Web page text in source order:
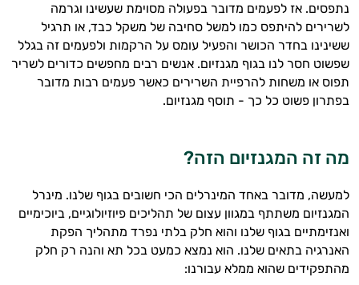
נתפסים. אז לפעמים מדובר בפעולה מסוימת שעשינו וגרמה
לשרירים להיתפס כמו למשל סחיבה של משקל כבד, או תרגיל
ששינינו בחדר הכושר והפעיל עומס על הרקמות ולפעמים זה בגלל
שפשוט חסר לנו בגוף מגנזיום. אנשים רבים מחפשים כדורים לשריר
תפוס או משחות להרפיית השרירים כאשר פעמים רבות מדובר
בפתרון פשוט כל כך - תוסף מגנזיום.
מה זה המגנזיום הזה?
למעשה, מדובר באחד המינרלים הכי חשובים בגוף שלנו. מינרל
המגנזיום משתתף במגוון עצום של תהליכים פיוזיולוגיים, ביוכימיים
ואנזימתיים בגוף שלנו והוא חלק בלתי נפרד מתהליך הפקת
האנרגיה בתאים שלנו. הוא נמצא כמעט בכל תא והנה רק חלק
מהתפקידים שהוא ממלא עבורנו: